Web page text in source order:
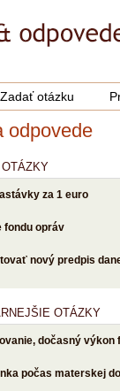
Zadať otázku
odpovede
za 1 euro
fondu opráv
nový predpis
OTÁZKY
dočasný výkon
počas materskej